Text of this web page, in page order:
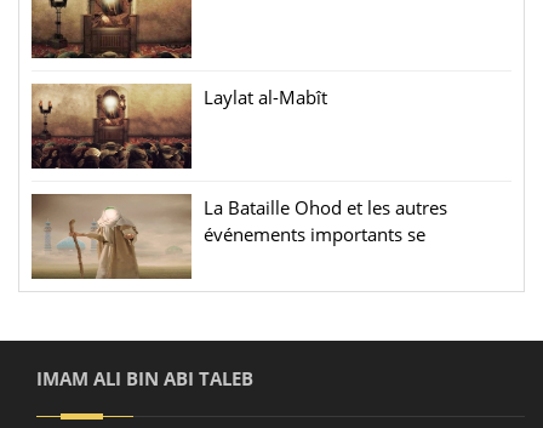
Laylat al-Mabît
La Bataille Ohod et les autres
événements importants se
de émigration
IMAM ALI BIN ABI TALEB